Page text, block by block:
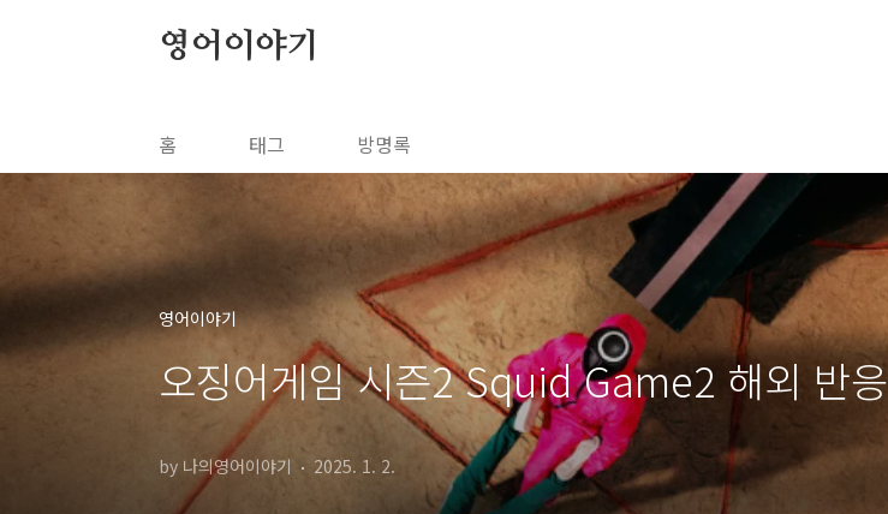
영어이야기
홈 태그 방명록
영어이야기
오징어게임 시즌2 Squid Game2 해외 반응
by 나의영어이야기 2025. 1. 2.